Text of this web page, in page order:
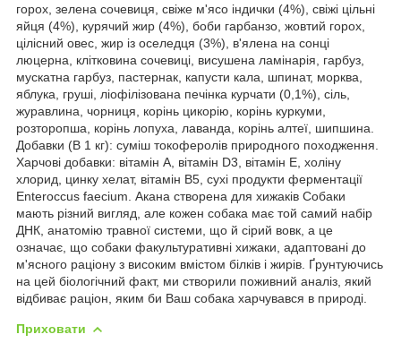
горох, зелена сочевиця, свіже м'ясо індички (4%), свіжі цільні
яйця (4%), курячий жир (4%), боби гарбанзо, жовтий горох,
цілісний овес, жир із оселедця (3%), в'ялена на сонці
люцерна, клітковина сочевиці, висушена ламінарія, гарбуз,
мускатна гарбуз, пастернак, капусти кала, шпинат, морква,
яблука, груші, ліофілізована печінка курчати (0,1%), сіль,
журавлина, чорниця, корінь цикорію, корінь куркуми,
розторопша, корінь лопуха, лаванда, корінь алтеї, шипшина.
Добавки (В 1 кг): суміш токоферолів природного походження.
Харчові добавки: вітамін A, вітамін D3, вітамін E, холіну
хлорид, цинку хелат, вітамін B5, сухі продукти ферментації
Enteroccus faecium. Акана створена для хижаків Собаки
мають різний вигляд, але кожен собака має той самий набір
ДНК, анатомію травної системи, що й сірий вовк, а це
означає, що собаки факультуративні хижаки, адаптовані до
м'ясного раціону з високим вмістом білків і жирів. Ґрунтуючись
на цей біологічний факт, ми створили поживний аналіз, який
відбиває раціон, яким би Ваш собака харчувався в природі.
Приховати